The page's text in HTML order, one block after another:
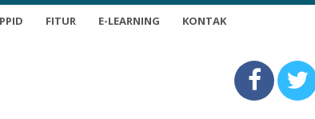
PPID FITUR E-LEARNING KONTAK